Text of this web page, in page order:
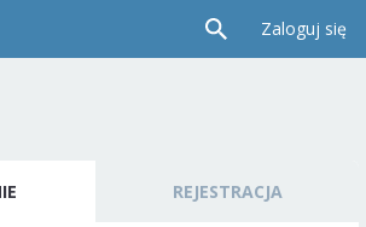
Zaloguj się
REJESTRACJA